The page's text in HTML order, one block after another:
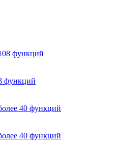
функций
функций
40 функций
40 функций